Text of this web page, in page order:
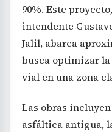
90%. Este
intendente
Jalil, abarca
busca optimizar
vial en una zona
Las obras
asfáltica antigua,